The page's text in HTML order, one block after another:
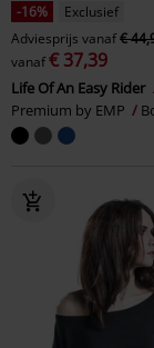
-16%
Exclusief
Adviesprijs vanaf€
vanaf€ 37,39
Life Of An Easy Rider
Premium by EMP